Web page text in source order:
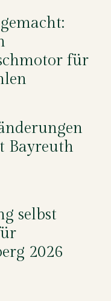
für
Bayreuth
selbst
2026